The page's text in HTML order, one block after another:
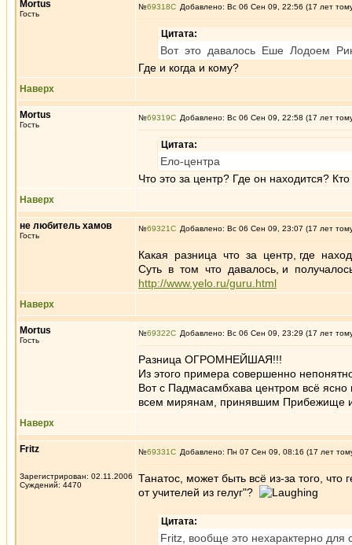
Mortus
Гость
№69318 Добавлено: Вс 06 Сен 09, 22:56 (17 лет
Цитата:
Вот это давалось Еше Лодоем
Где и когда и кому?
Наверх
Mortus
Гость
№69319 Добавлено: Вс 06 Сен 09, 22:58 (17 лет
Цитата:
Ело-центра
Что это за центр? Где он находится?
Наверх
не любитель хамов
Гость
№69321 Добавлено: Вс 06 Сен 09, 23:07 (17 лет
Какая разница что за центр, где
Суть в том что давалось, и
http://www.yelo.ru/guru.html
Наверх
Mortus
Гость
№69322 Добавлено: Вс 06 Сен 09, 23:29 (17 лет
Разница ОГРОМНЕЙШАЯ!!!
Из этого примера совершенно
Вот с Падмасамбхава центром всё
всем мирянам, принявшим Прибежище
Наверх
Fritz
Зарегистрирован: 02.11.2006
Суждений: 4470
№69331 Добавлено: Пн 07 Сен 09, 08:16 (17 лет
Танатос, может быть всё из-за того, что
от учителей из гелуг"?
Цитата:
Fritz, вообще это нехарактерно для